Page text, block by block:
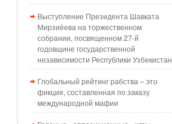
Выступление Президента Шавката
Мирзиёева на торжественном
собрании, посвященном 27-й
годовщине государственной
независимости Республики Узбекистан
Глобальный рейтинг рабства – это
фикция, составленная по заказу
международной мафии